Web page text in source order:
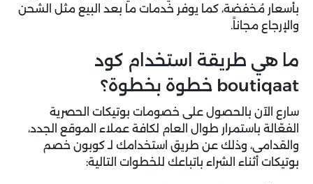
بأسعار مُخفضة، كما يوفر خدمات ما بعد البيع مثل الشحن
والإرجاع مجاناً.
ما هي طريقة استخدام كود
boutiqaat خطوة بخطوة؟
سارع الآن بالحصول على خصومات بوتيكات الحصرية
الفعّالة باستمرار طوال العام لكافة عملاء الموقع الجدد،
والقدامى، وذلك عن طريق استخدامك لـ كوبون خصم
بوتيكات أثناء الشراء باتباعك للخطوات التالية: